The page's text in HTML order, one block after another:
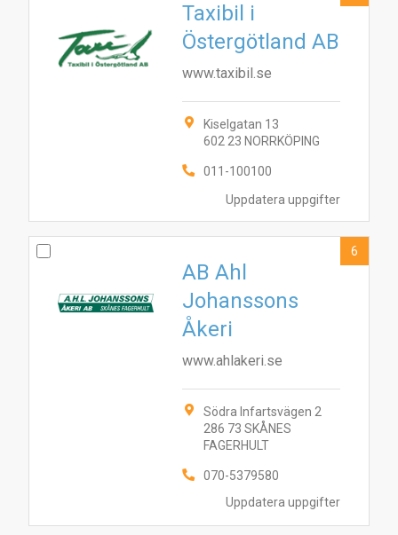
Uppdatera uppgifter
Taxibil i
Östergötland AB
www.taxibil.se
Kiselgatan 13
602 23 NORRKÖPING
011-100100
Uppdatera uppgifter
AB Ahl
Johanssons
Åkeri
www.ahlakeri.se
Södra Infartsvägen 2
286 73 SKÅNES
FAGERHULT
070-5379580
6